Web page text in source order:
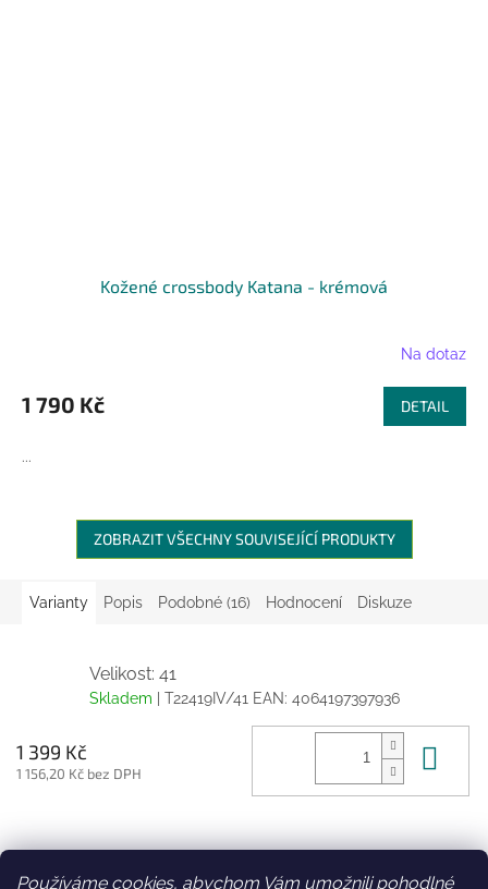
Používáme cookies, abychom Vám umožnili pohodlné
Kožené crossbody Katana - krémová
Na dotaz
1 790 Kč DETAIL
...
ZOBRAZIT VŠECHNY SOUVISEJÍCÍ PRODUKTY
Varianty Popis Podobné (16) Hodnocení Diskuze
Velikost: 41
Skladem | T22419IV/41 EAN: 4064197397936
1 399 Kč
1 156,20 Kč bez DPH
Z